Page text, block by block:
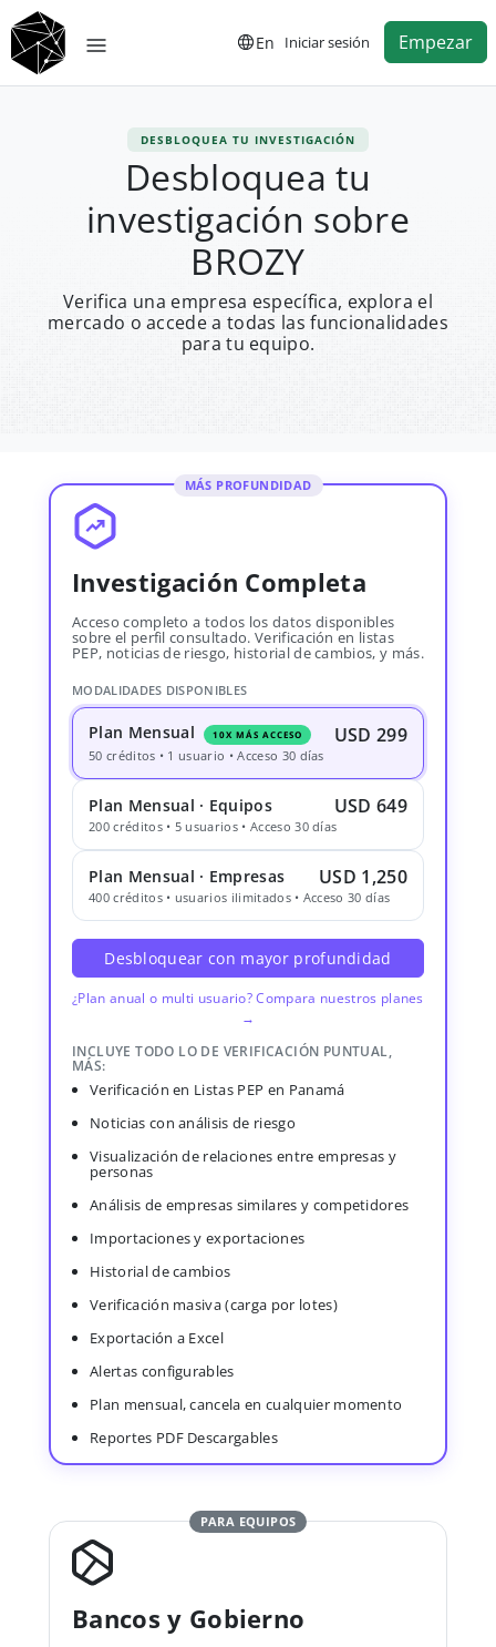
En Iniciar sesión Empezar
DESBLOQUEA TU INVESTIGACIÓN
Desbloquea tu
investigación sobre
BROZY
Verifica una empresa específica, explora el
mercado o accede a todas las funcionalidades
para tu equipo.
MÁS PROFUNDIDAD
Investigación Completa
Acceso completo a todos los datos disponibles
sobre el perfil consultado. Verificación en listas
PEP, noticias de riesgo, historial de cambios, y más.
MODALIDADES DISPONIBLES
Plan Mensual 10X MÁS ACCESO USD 299
50 créditos • 1 usuario • Acceso 30 días
Plan Mensual · Equipos USD 649
200 créditos • 5 usuarios • Acceso 30 días
Plan Mensual · Empresas USD 1,250
400 créditos • usuarios ilimitados • Acceso 30 días
Desbloquear con mayor profundidad
¿Plan anual o multi usuario? Compara nuestros planes
→
INCLUYE TODO LO DE VERIFICACIÓN PUNTUAL,
MÁS:
Verificación en Listas PEP en Panamá
Noticias con análisis de riesgo
Visualización de relaciones entre empresas y
personas
Análisis de empresas similares y competidores
Importaciones y exportaciones
Historial de cambios
Verificación masiva (carga por lotes)
Exportación a Excel
Alertas configurables
Plan mensual, cancela en cualquier momento
Reportes PDF Descargables
PARA EQUIPOS
Bancos y Gobierno